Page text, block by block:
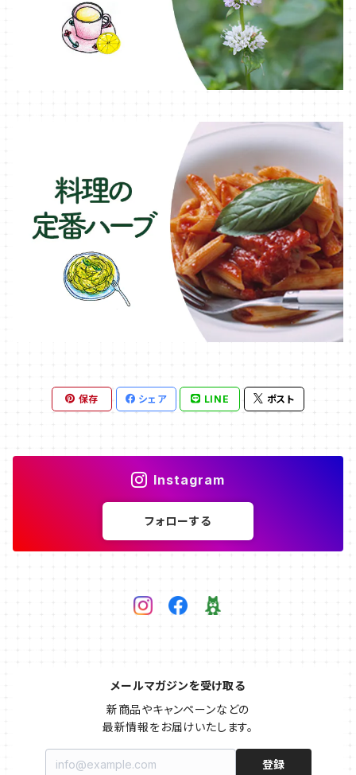
保存 シェア LINE ポスト
Instagram
フォローする
メールマガジンを受け取る
新商品やキャンペーンなどの
最新情報をお届けいたします。
登録